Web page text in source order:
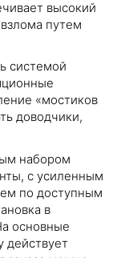
высокий
путем
системой
«мостиков
доводчики,
набором
с усиленным
по доступным
в
основные
действует